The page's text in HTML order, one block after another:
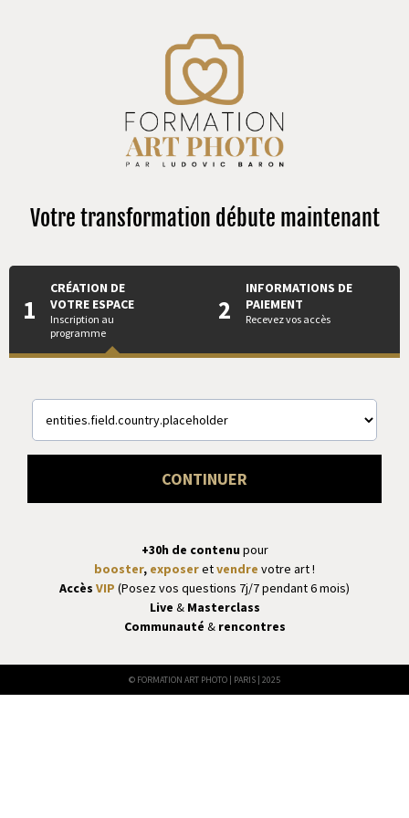
Votre transformation débute maintenant
1
CRÉATION DE
VOTRE ESPACE
Inscription au
programme
2
INFORMATIONS DE
PAIEMENT
Recevez vos accès
CONTINUER
+30h de contenu pour
booster, exposeretvendre votre art !
Accès VIP (Posez vos questions 7j/7 pendant 6 mois)
Live & Masterclass
Communauté & rencontres
© FORMATION ART PHOTO | PARIS | 2025